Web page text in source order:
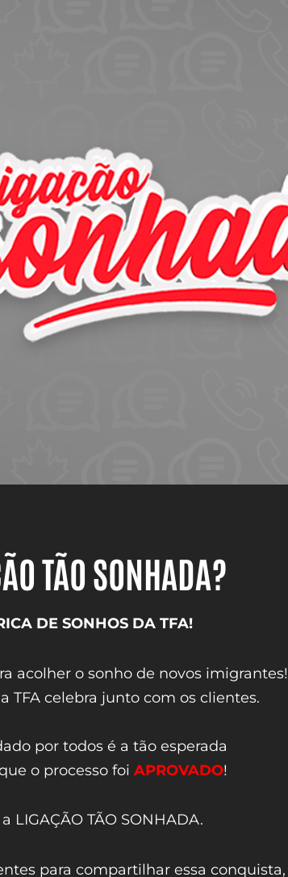
TÃO SONHADA?
DE SONHOS DA TFA!
acolher o sonho de novos imigrantes!
TFA celebra junto com os clientes.
por todos é a tão esperada
o processo foi APROVADO!
LIGAÇÃO TÃO SONHADA.
para compartilhar essa conquista,